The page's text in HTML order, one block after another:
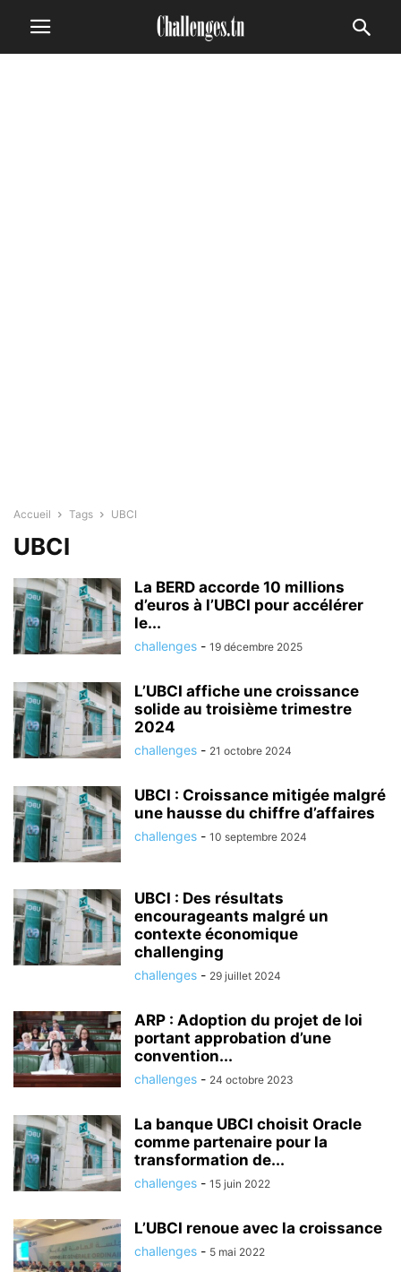
Accueil Tags UBCI
UBCI
La BERD accorde 10 millions
d’euros à l’UBCI pour accélérer
le...
challenges - 19 décembre 2025
L’UBCI affiche une croissance
solide au troisième trimestre
2024
challenges - 21 octobre 2024
UBCI : Croissance mitigée malgré
une hausse du chiffre d’affaires
challenges - 10 septembre 2024
UBCI : Des résultats
encourageants malgré un
contexte économique
challenging
challenges - 29 juillet 2024
ARP : Adoption du projet de loi
portant approbation d’une
convention...
challenges - 24 octobre 2023
La banque UBCI choisit Oracle
comme partenaire pour la
transformation de...
challenges - 15 juin 2022
L’UBCI renoue avec la croissance
challenges - 5 mai 2022